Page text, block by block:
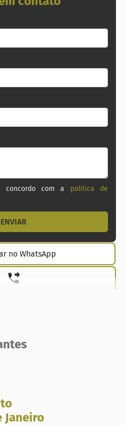
concordo com a política de
no WhatsApp
1912
Janeiro